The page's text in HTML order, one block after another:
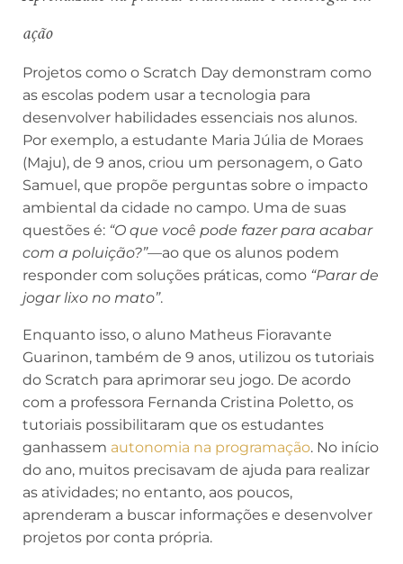
ação
Projetos como o Scratch Day demonstram como
as escolas podem usar a tecnologia para
desenvolver habilidades essenciais nos alunos.
Por exemplo, a estudante Maria Júlia de Moraes
(Maju), de 9 anos, criou um personagem, o Gato
Samuel, que propõe perguntas sobre o impacto
ambiental da cidade no campo. Uma de suas
questões é: “O que você pode fazer para acabar
com a poluição?”—ao que os alunos podem
responder com soluções práticas, como “Parar de
jogar lixo no mato”.
Enquanto isso, o aluno Matheus Fioravante
Guarinon, também de 9 anos, utilizou os tutoriais
do Scratch para aprimorar seu jogo. De acordo
com a professora Fernanda Cristina Poletto, os
tutoriais possibilitaram que os estudantes
ganhassem autonomia na programação. No início
do ano, muitos precisavam de ajuda para realizar
as atividades; no entanto, aos poucos,
aprenderam a buscar informações e desenvolver
projetos por conta própria.